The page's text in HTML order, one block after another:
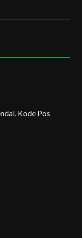
Kode Pos